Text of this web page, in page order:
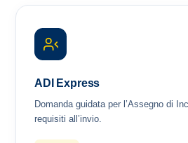
ADI Express
Domanda guidata per l’Assegno di
requisiti all’invio.